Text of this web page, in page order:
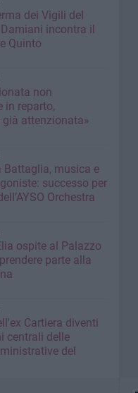
dei Vigili del
Damiani incontra il
Quinto
non
in reparto,
attenzionata»
Battaglia, musica e
successo per
Orchestra
ospite al Palazzo
parte alla
Cartiera diventi
centrali delle
del